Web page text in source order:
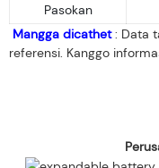
Pasokan
Mangga dicathet: Data
referensi. Kanggo